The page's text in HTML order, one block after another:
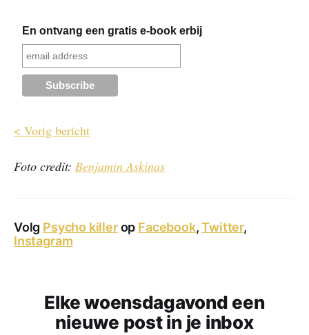
En ontvang een gratis e-book erbij
< Vorig bericht
Foto credit: Benjamin Askinas
Volg Psycho killerop Facebook,Twitter,
Instagram
Elke woensdagavond een
nieuwe post in je inbox